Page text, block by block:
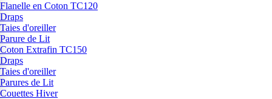
Flanelle en Coton TC120
Draps
Taies d'oreiller
Parure de Lit
Coton Extrafin TC150
Draps
Taies d'oreiller
Parures de Lit
Couettes Hiver